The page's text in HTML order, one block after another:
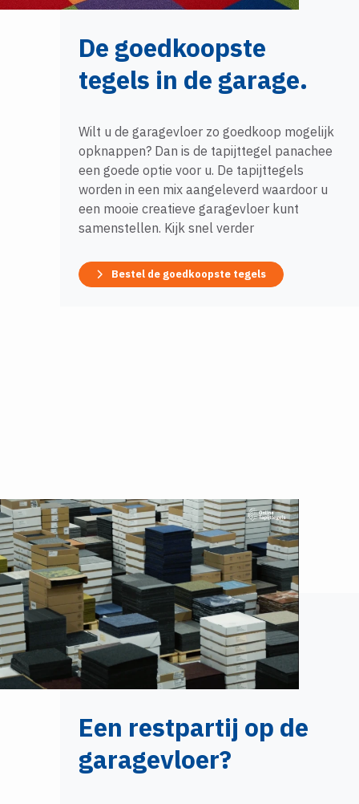
De goedkoopste
tegels in de garage.
Wilt u de garagevloer zo goedkoop mogelijk
opknappen? Dan is de tapijttegel panachee
een goede optie voor u. De tapijttegels
worden in een mix aangeleverd waardoor u
een mooie creatieve garagevloer kunt
samenstellen. Kijk snel verder
Bestel de goedkoopste tegels
Een restpartij op de
garagevloer?